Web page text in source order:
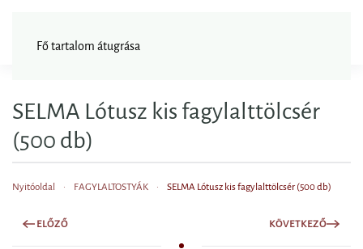
Fő tartalom átugrása
SELMA Lótusz kis fagylalttölcsér
(500 db)
Nyitóoldal FAGYLALTOSTYÁK SELMA Lótusz kis fagylalttölcsér (500 db)
ELŐZŐ KÖVETKEZŐ